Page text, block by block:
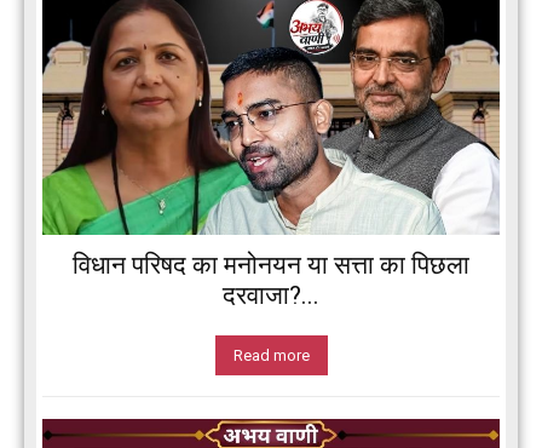
विधान परिषद का मनोनयन या सत्ता का पिछला
दरवाजा?...
Read more